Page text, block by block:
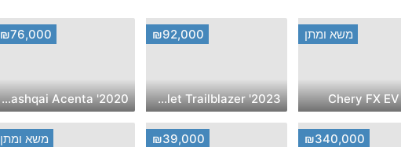
משא ומתן ₪92,000
2023' Chevrolet Trailblazer
₪76,000
2020' Nissan Qashqai Acenta
₪340,000
₪39,000 משא ומתן